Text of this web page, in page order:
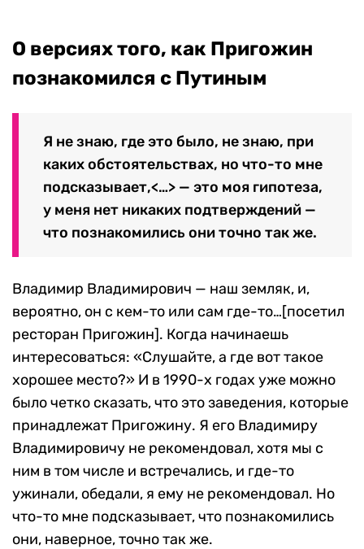
О версиях того, как Пригожин
познакомился с Путиным
Я не знаю, где это было, не знаю, при
каких обстоятельствах, но что-то мне
подсказывает,<…> — это моя гипотеза,
у меня нет никаких подтверждений —
что познакомились они точно так же.
Владимир Владимирович — наш земляк, и,
вероятно, он с кем-то или сам где-то…[посетил
ресторан Пригожин]. Когда начинаешь
интересоваться: «Слушайте, а где вот такое
хорошее место?» И в 1990-х годах уже можно
было четко сказать, что это заведения, которые
принадлежат Пригожину. Я его Владимиру
Владимировичу не рекомендовал, хотя мы с
ним в том числе и встречались, и где-то
ужинали, обедали, я ему не рекомендовал. Но
что-то мне подсказывает, что познакомились
они, наверное, точно так же.